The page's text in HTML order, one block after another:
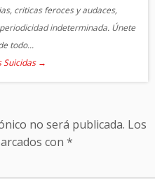
criticas feroces y audaces,
indeterminada. Únete
todo...
Suicidas →
no será publicada. Los
con *